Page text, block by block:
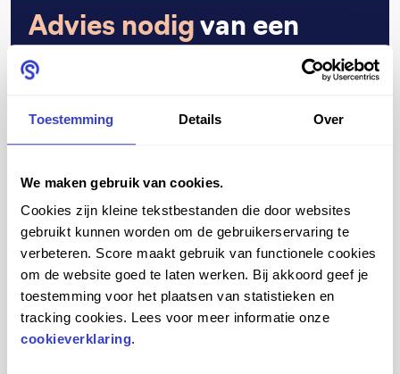
Toestemming Details Over
We maken gebruik van cookies.
Cookies zijn kleine tekstbestanden die door websites
gebruikt kunnen worden om de gebruikerservaring te
verbeteren. Score maakt gebruik van functionele cookies
om de website goed te laten werken. Bij akkoord geef je
toestemming voor het plaatsen van statistieken en
tracking cookies. Lees voor meer informatie onze
cookieverklaring.
Advies nodig van een
expert in seating?
oplossing. Vul jouw gegevens in en we helpen je
snel verder.